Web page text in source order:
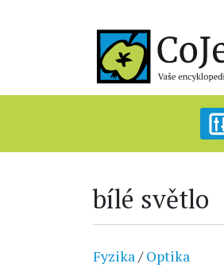
bílé světlo
Fyzika/Optika